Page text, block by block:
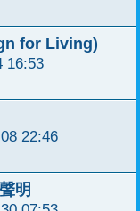
for Living)
16:53
22:46
明